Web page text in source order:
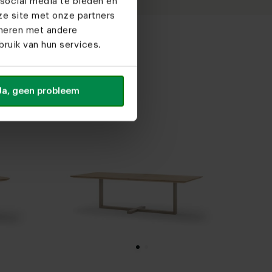
site met onze partners
met andere
van hun services.
geen probleem